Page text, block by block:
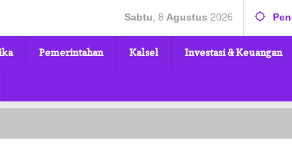
Sabtu, 8 Agustus 2026
Pemerintahan Kalsel Investasi & Keuangan